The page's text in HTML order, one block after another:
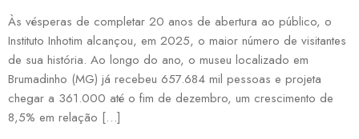
Às vésperas de completar 20 anos de abertura ao público, o
Instituto Inhotim alcançou, em 2025, o maior número de visitantes
de sua história. Ao longo do ano, o museu localizado em
Brumadinho (MG) já recebeu 657.684 mil pessoas e projeta
chegar a 361.000 até o fim de dezembro, um crescimento de
8,5% em relação […]